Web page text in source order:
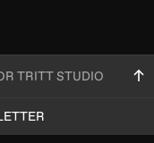
TRITT STUDIO